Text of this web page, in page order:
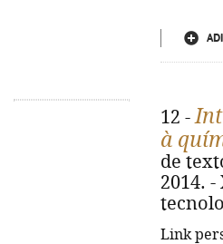
12 -
à
de
2014.
Link